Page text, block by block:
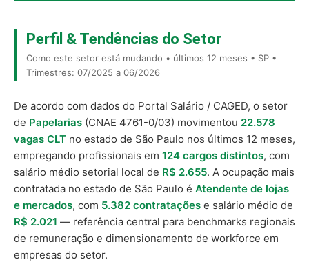
Perfil & Tendências do Setor
Como este setor está mudando • últimos 12 meses • SP •
Trimestres: 07/2025 a 06/2026
De acordo com dados do Portal Salário / CAGED, o setor
de Papelarias (CNAE 4761-0/03) movimentou 22.578
vagas CLT no estado de São Paulo nos últimos 12 meses,
empregando profissionais em 124 cargos distintos, com
salário médio setorial local de R$ 2.655. A ocupação mais
contratada no estado de São Paulo é Atendente de lojas
e mercados, com 5.382 contratações e salário médio de
R$ 2.021 — referência central para benchmarks regionais
de remuneração e dimensionamento de workforce em
empresas do setor.